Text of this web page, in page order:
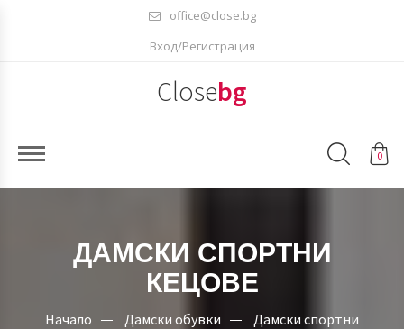
office@close.bg
Вход/Регистрация
Closebg
0
ДАМСКИ СПОРТНИ
КЕЦОВЕ
Начало Дамски обувки
Дамски спортни